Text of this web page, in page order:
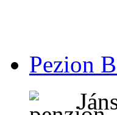
Pezion